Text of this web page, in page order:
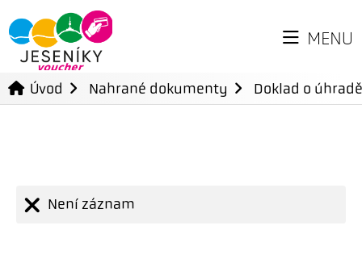
MENU
Úvod Nahrané dokumenty Doklad o
Není záznam